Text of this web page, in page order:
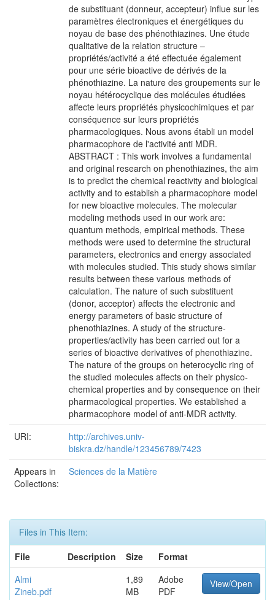
de substituant (donneur, accepteur) influe sur les
paramètres électroniques et énergétiques du
noyau de base des phénothiazines. Une étude
qualitative de la relation structure –
propriétés/activité a été effectuée également
pour une série bioactive de dérivés de la
phénothiazine. La nature des groupements sur le
noyau hétérocyclique des molécules étudiées
affecte leurs propriétés physicochimiques et par
conséquence sur leurs propriétés
pharmacologiques. Nous avons établi un model
pharmacophore de l'activité anti MDR.
ABSTRACT : This work involves a fundamental
and original research on phenothiazines, the aim
is to predict the chemical reactivity and biological
activity and to establish a pharmacophore model
for new bioactive molecules. The molecular
modeling methods used in our work are:
quantum methods, empirical methods. These
methods were used to determine the structural
parameters, electronics and energy associated
with molecules studied. This study shows similar
results between these various methods of
calculation. The nature of such substituent
(donor, acceptor) affects the electronic and
energy parameters of basic structure of
phenothiazines. A study of the structure-
properties/activity has been carried out for a
series of bioactive derivatives of phenothiazine.
The nature of the groups on heterocyclic ring of
the studied molecules affects on their physico-
chemical properties and by consequence on their
pharmacological properties. We established a
pharmacophore model of anti-MDR activity.
URI:
http://archives.univ-
biskra.dz/handle/123456789/7423
Appears in
Collections:
Sciences de la Matière
Files in This Item:
File
Description Size
Format
Almi
Zineb.pdf
1,89
MB
Adobe
PDF
View/Open